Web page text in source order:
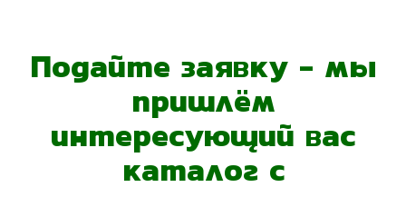
Подайте заявку - мы
пришлём
интересующий вас
каталог с